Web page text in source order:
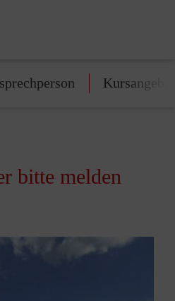
Kursangebot
bitte melden